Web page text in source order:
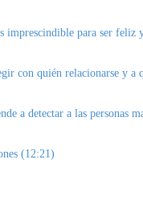
imprescindible para ser
con quién relacionarse y a
a detectar a las personas
(12:21)